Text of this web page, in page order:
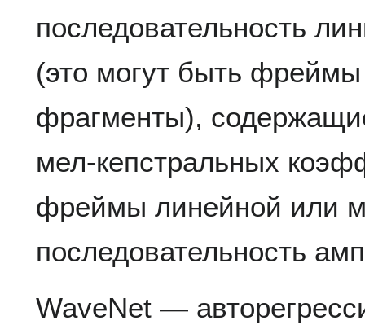
последовательность
(это могут быть
фрагменты),
мел-кепстральных
фреймы линейной или
последовательность
WaveNet —